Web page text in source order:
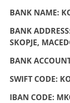
BANK NAME:
BANK
SKOPJE,
BANK
SWIFT CODE:
IBAN CODE: